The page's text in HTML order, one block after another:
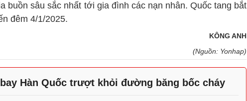
buồn sâu sắc nhất tới gia đình các nạn nhân. Quốc tang bắt
đêm 4/1/2025.
KÔNG ANH
(Nguồn: Yonhap)
Hàn Quốc trượt khỏi đường băng bốc cháy